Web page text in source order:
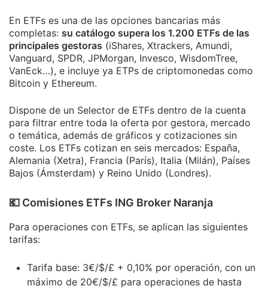
En ETFs es una de las opciones bancarias más
completas: su catálogo supera los 1.200 ETFs de las
principales gestoras (iShares, Xtrackers, Amundi,
Vanguard, SPDR, JPMorgan, Invesco, WisdomTree,
VanEck…), e incluye ya ETPs de criptomonedas como
Bitcoin y Ethereum.
Dispone de un Selector de ETFs dentro de la cuenta
para filtrar entre toda la oferta por gestora, mercado
o temática, además de gráficos y cotizaciones sin
coste. Los ETFs cotizan en seis mercados: España,
Alemania (Xetra), Francia (París), Italia (Milán), Países
Bajos (Ámsterdam) y Reino Unido (Londres).
​💶​ Comisiones ETFs ING Broker Naranja
Para operaciones con ETFs, se aplican las siguientes
tarifas:
Tarifa base: 3€/$/£ + 0,10% por operación, con un
máximo de 20€/$/£ para operaciones de hasta